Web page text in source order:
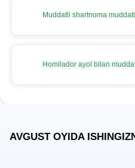
Muddatli shartnoma
Homilador ayol bilan
AVGUST OYIDA